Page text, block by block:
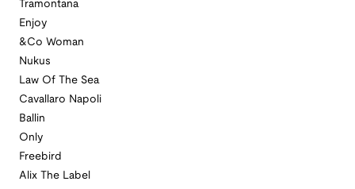
Tramontana
Enjoy
&Co Woman
Nukus
Law Of The Sea
Cavallaro Napoli
Ballin
Only
Freebird
Alix The Label